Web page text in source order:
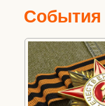
События